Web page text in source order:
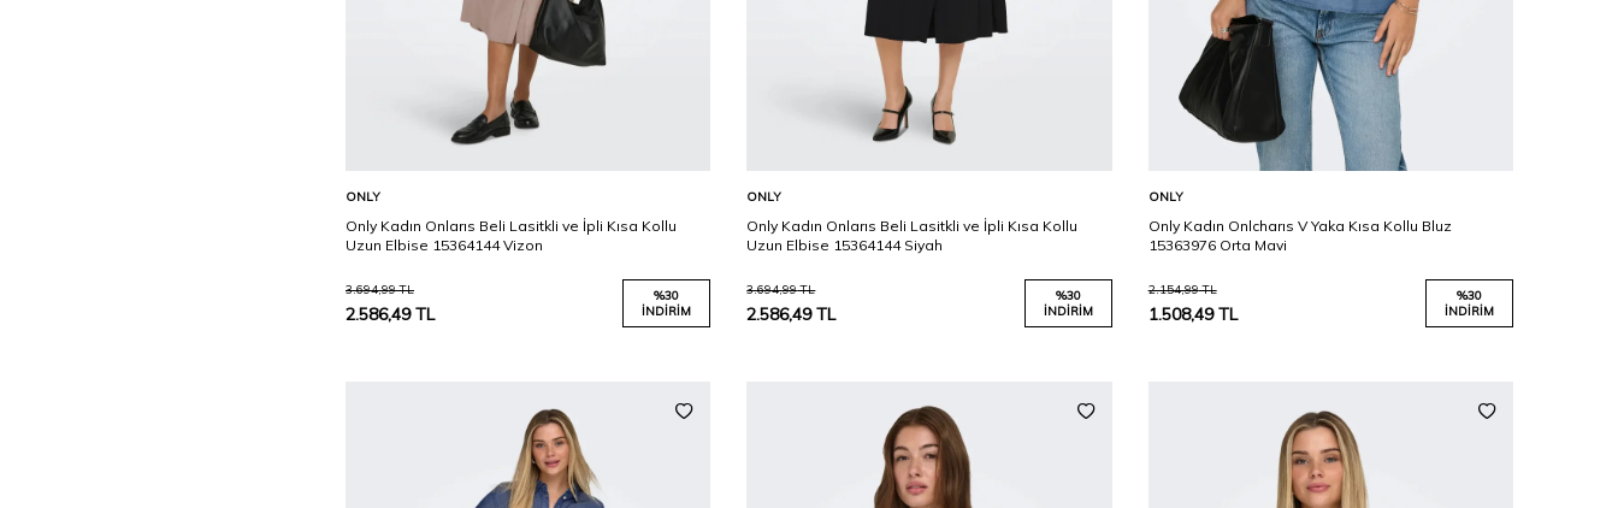
ONLY
Only Kadın Onlarıs Beli Lasitkli ve İpli Kısa Kollu
Uzun Elbise 15364144 Vizon
3.694,99TL
2.586,49TL
%30
İNDIRIM
ONLY
Only Kadın Onlarıs Beli Lasitkli ve İpli Kısa Kollu
Uzun Elbise 15364144 Siyah
3.694,99TL
2.586,49TL
%30
İNDIRIM
ONLY
Only Kadın Onlcharıs V Yaka Kısa Kollu Bluz
15363976 Orta Mavi
2.154,99TL
1.508,49TL
%30
İNDIRIM